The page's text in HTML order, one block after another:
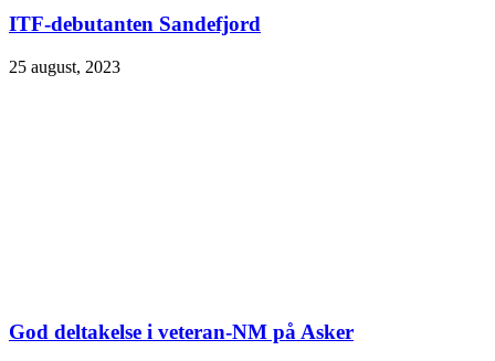
ITF-debutanten Sandefjord
25 august, 2023
God deltakelse i veteran-NM på Asker